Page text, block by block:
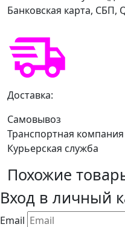
Банковская карта, СБП,
Доставка:
Самовывоз
Транспортная
Курьерская служба
Похожие
Вход в личный
Email